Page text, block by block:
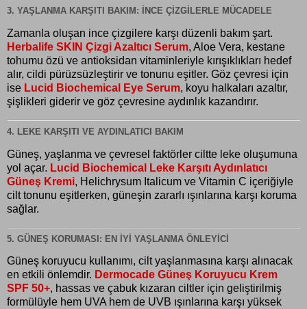
3. YAŞLANMA KARŞITI BAKIM: İNCE ÇIZGILERLE MÜCADELE
Zamanla oluşan ince çizgilere karşı düzenli bakım şart.
Herbalife SKIN Çizgi Azaltıcı Serum, Aloe Vera, kestane
tohumu özü ve antioksidan vitaminleriyle kırışıklıkları hedef
alır, cildi pürüzsüzleştirir ve tonunu eşitler. Göz çevresi için
ise Lucid Biochemical Eye Serum, koyu halkaları azaltır,
şişlikleri giderir ve göz çevresine aydınlık kazandırır.
4. LEKE KARŞITI VE AYDINLATICI BAKIM
Güneş, yaşlanma ve çevresel faktörler ciltte leke oluşumuna
yol açar. Lucid Biochemical Leke Karşıtı Aydınlatıcı
Güneş Kremi, Helichrysum Italicum ve Vitamin C içeriğiyle
cilt tonunu eşitlerken, güneşin zararlı ışınlarına karşı koruma
sağlar.
5. GÜNEŞ KORUMASI: EN İYI YAŞLANMA ÖNLEYICI
Güneş koruyucu kullanımı, cilt yaşlanmasına karşı alınacak
en etkili önlemdir. Dermocade Güneş Koruyucu Krem
SPF 50+, hassas ve çabuk kızaran ciltler için geliştirilmiş
formülüyle hem UVA hem de UVB ışınlarına karşı yüksek